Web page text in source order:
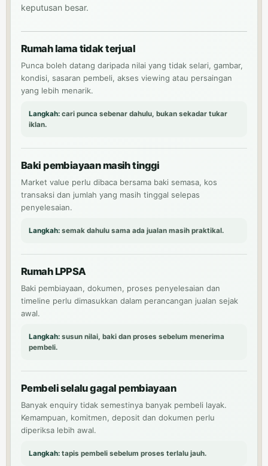
keputusan besar.
Rumah lama tidak terjual
Punca boleh datang daripada nilai yang tidak selari, gambar,
kondisi, sasaran pembeli, akses viewing atau persaingan
yang lebih menarik.
Langkah: cari punca sebenar dahulu, bukan sekadar tukar
iklan.
Baki pembiayaan masih tinggi
Market value perlu dibaca bersama baki semasa, kos
transaksi dan jumlah yang masih tinggal selepas
penyelesaian.
Langkah: semak dahulu sama ada jualan masih praktikal.
Rumah LPPSA
Baki pembiayaan, dokumen, proses penyelesaian dan
timeline perlu dimasukkan dalam perancangan jualan sejak
awal.
Langkah: susun nilai, baki dan proses sebelum menerima
pembeli.
Pembeli selalu gagal pembiayaan
Banyak enquiry tidak semestinya banyak pembeli layak.
Kemampuan, komitmen, deposit dan dokumen perlu
diperiksa lebih awal.
Langkah: tapis pembeli sebelum proses terlalu jauh.